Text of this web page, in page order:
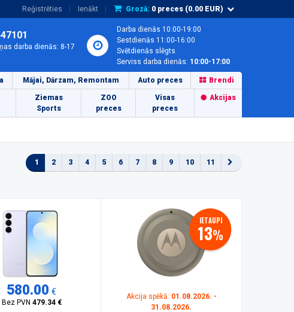
Reģistrēties Ienākt Grozā: 0 preces (0.00 EUR)
darba dienās: 8-17
Darba dienās 10:00-19:00
Sestdienās 11:00-16:00
Svētdienās slēgts
Serviss darba dienās: 10:00-17:00
Mājai, Dārzam, Remontam Auto preces Brendi
Ziemas
Sports
ZOO
preces
Visas
preces
Akcijas
1 2 3 4 5 6 7 8 9 10 11
580.00 €
Bez PVN 479.34 €
IETAUPI
13%
Akcija spēkā: 01.08.2026. -
31.08.2026.